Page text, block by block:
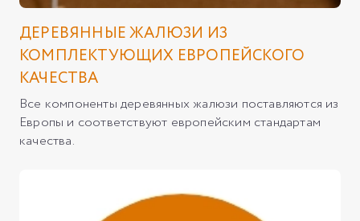
ДЕРЕВЯННЫЕ ЖАЛЮЗИ ИЗ
КОМПЛЕКТУЮЩИХ ЕВРОПЕЙСКОГО
КАЧЕСТВА
Все компоненты деревянных жалюзи поставляются из
Европы и соответствуют европейским стандартам
качества.